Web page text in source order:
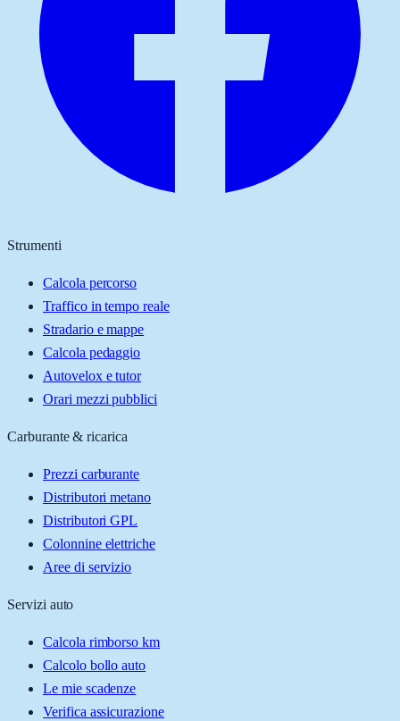
Strumenti
Calcola percorso
Traffico in tempo reale
Stradario e mappe
Calcola pedaggio
Autovelox e tutor
Orari mezzi pubblici
Carburante & ricarica
Prezzi carburante
Distributori metano
Distributori GPL
Colonnine elettriche
Aree di servizio
Servizi auto
Calcola rimborso km
Calcolo bollo auto
Le mie scadenze
Verifica assicurazione